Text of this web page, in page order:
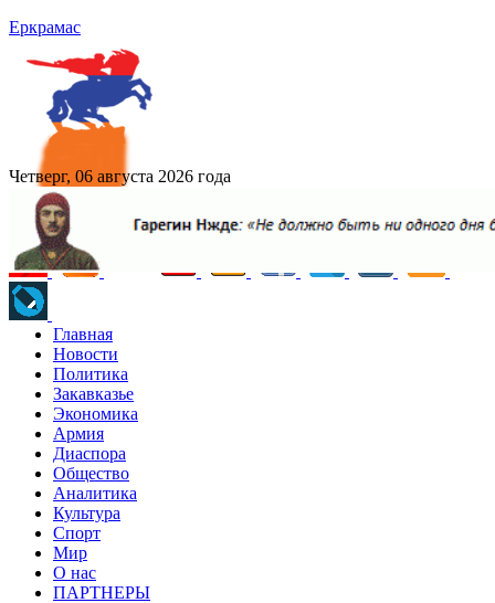
Еркрамас
Четверг, 06 августа 2026 года
Главная
Новости
Политика
Закавказье
Экономика
Армия
Диаспора
Общество
Аналитика
Культура
Спорт
Мир
О нас
ПАРТНЕРЫ